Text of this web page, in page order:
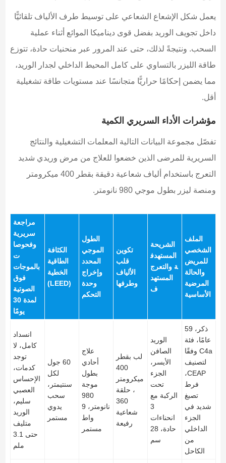
يعمل شكل الإشعاع الشعاعي على توسيط طرف الألياف تلقائيًّا
داخل تجويف الوريد بفضل قوى ديناميكا الموائع أثناء عملية
السحب. ونتيجةً لذلك، حتى عند المرور عبر منحنيات حادة، تتوزع
طاقة الليزر بالتساوي على كامل المحيط الداخلي لجدار الوريد،
مما يضمن إحكامًا حراريًّا متجانسًا عند مستويات طاقة تشغيلية
أقل.
مؤشرات الأداء السريري الكمية
تفصّل مجموعة البيانات التالية المعلمات التشغيلية والنتائج
السريرية للمرضى الذين خضعوا للعلاج من مرض وريدي شديد
التعرج باستخدام ألياف شعاعية دقيقة بقطر 400 ميكرومتر
ومنصة ليزر بطول موجي 980 نانومتر.
الملف
الشخصي
للمريض
والحالة
المرضية
الأساسية
الشريحة
المستهدف
ة والتعرج
المستهد
ف
تكوين
قلب
الألياف
وطرفها
الطول
الموجي
المحدد
وإخراج
وحدة
التحكم
الكثافة
الطاقية
الخطية
(LEED)
مراجعة
سريرية
وفحوصا
ت
بالموجات
فوق
الصوتية
لمدة 30
يومًا
ذكر، 59
عامًا، فئة
C4a وفقًا
لتصنيف
CEAP،
فرط
تصبغ
شديد في
الجزء
الداخلي
من
الكاحل
الوريد
الصافن
الأيسر،
الجزء
تحت
الركبة مع
3
انحناءات
حادة، 28
سم
لب بقطر
400
ميكرومتر
، حلقة
360
شعاعية
رفيعة
علاج
أحادي
بطول
موجة
980
نانومتر، 9
واط
مستمر
60 جول
لكل
سنتيمتر،
سحب
يدوي
مستمر
انسداد
كامل، لا
توجد
كدمات،
الإحساس
العصبي
سليم،
الوريد
متليف
حتى 3.1
ملم